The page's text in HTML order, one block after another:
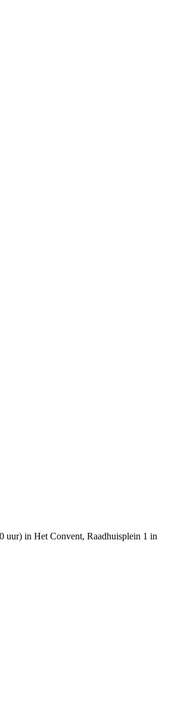
uur) in Het Convent, Raadhuisplein 1 in